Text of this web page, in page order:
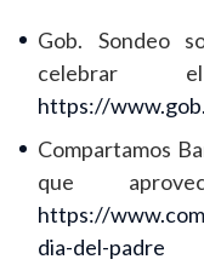
Gob. Sondeo
https://
Compartamos
que
https://
dia-del-padre